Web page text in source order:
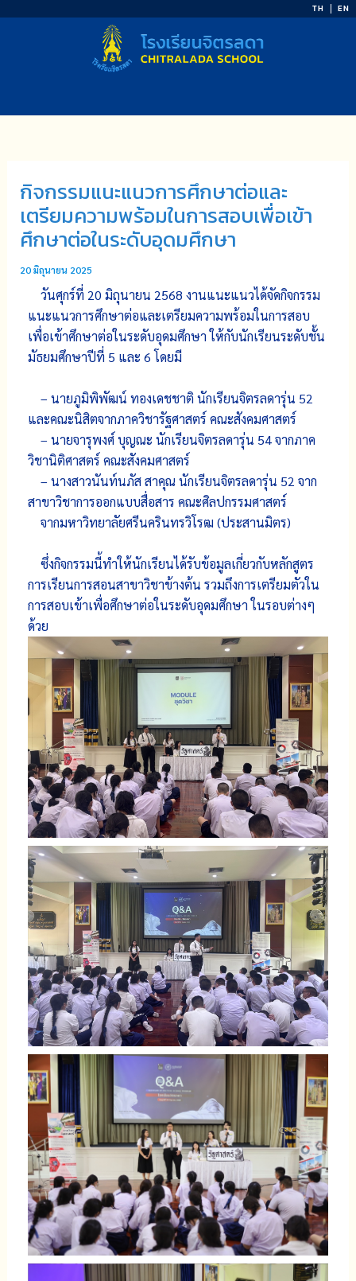
TH EN
กิจกรรมแนะแนวการศึกษาต่อและ
เตรียมความพร้อมในการสอบเพื่อเข้า
ศึกษาต่อในระดับอุดมศึกษา
20 มิถุนายน 2025
วันศุกร์ที่ 20 มิถุนายน 2568 งานแนะแนวได้จัดกิจกรรม
แนะแนวการศึกษาต่อและเตรียมความพร้อมในการสอบ
เพื่อเข้าศึกษาต่อในระดับอุดมศึกษา ให้กับนักเรียนระดับชั้น
มัธยมศึกษาปีที่ 5 และ 6 โดยมี
– นายภูมิพิพัฒน์ ทองเดชชาติ นักเรียนจิตรลดารุ่น 52
และคณะนิสิตจากภาควิชารัฐศาสตร์ คณะสังคมศาสตร์
– นายจารุพงศ์ บุญณะ นักเรียนจิตรลดารุ่น 54 จากภาค
วิชานิติศาสตร์ คณะสังคมศาสตร์
– นางสาวนันท์นภัส สาคุณ นักเรียนจิตรลดารุ่น 52 จาก
สาขาวิชาการออกแบบสื่อสาร คณะศิลปกรรมศาสตร์
จากมหาวิทยาลัยศรีนครินทรวิโรฒ (ประสานมิตร)
ซึ่งกิจกรรมนี้ทำให้นักเรียนได้รับข้อมูลเกี่ยวกับหลักสูตร
การเรียนการสอนสาขาวิชาข้างต้น รวมถึงการเตรียมตัวใน
การสอบเข้าเพื่อศึกษาต่อในระดับอุดมศึกษา ในรอบต่างๆ
ด้วย